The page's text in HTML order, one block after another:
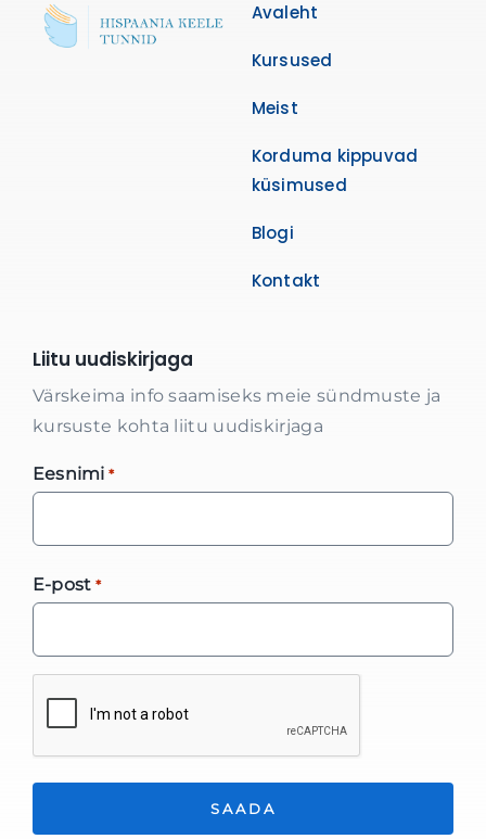
Avaleht
Kursused
Meist
Korduma kippuvad
küsimused
Blogi
Kontakt
Liitu uudiskirjaga
Värskeima info saamiseks meie sündmuste ja
kursuste kohta liitu uudiskirjaga
Eesnimi *
E-post *